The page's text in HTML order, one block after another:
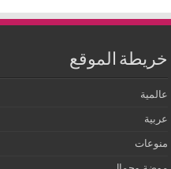
خريطة الموقع
عالمية
عربية
منوعات